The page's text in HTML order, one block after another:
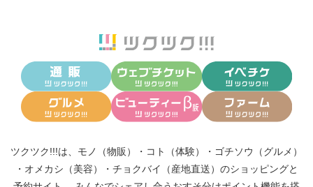
ツクツク!!!は、 モノ（物販） ・ コト（体験） ・ ゴチソウ（グルメ）
・ オメカシ（美容） ・ チョクバイ（産地直送） のショッピングと